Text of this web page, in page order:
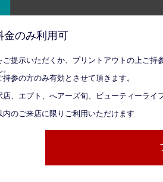
金のみ利用可
提示いただくか、プリントアウトの上ご持
参の方のみ有効とさせて頂きます。
、エプト、へアーズ旬、ビューティーラ
のご来店に限りご利用いただけます